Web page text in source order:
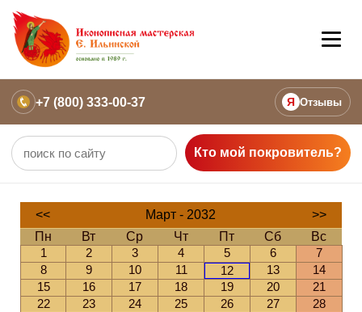
+7 (800) 333-00-37 Я Отзывы
Кто мой покровитель?
<< Март - 2032
>>
Пн
Вт Ср Чт Пт Сб
Вс
1
2 3 4 5 6
7
8
9 10 11 12 13
14
15
16 17 18 19 20
21
22
23 24 25 26 27
28